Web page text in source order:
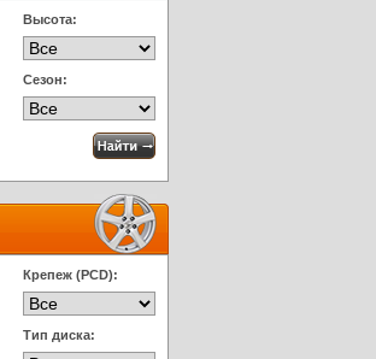
Высота:
Сезон:
Крепеж (PCD):
Тип диска: